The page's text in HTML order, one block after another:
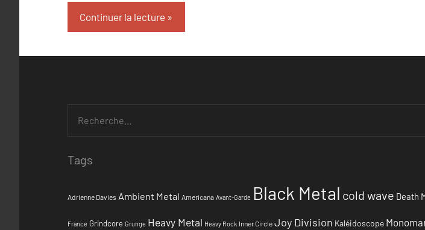
Continuer la lecture
Tags
Adrienne Davies Ambient Metal Americana Avant-Garde Black Metal cold wave Death
France Grindcore Grunge Heavy Metal Heavy Rock Inner Circle Joy Division Kaléidoscope